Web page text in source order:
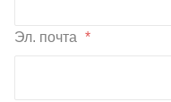
Эл. почта *